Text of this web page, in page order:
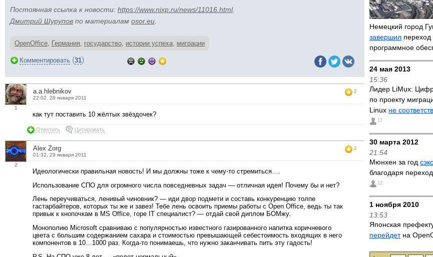
Постоянная ссылка к новости: https://www.nixp.ru/news/11016.html.
Дмитрий Шурупов по материалам osor.eu
OpenOffice, Германия, государство, истории успеха, миграции
Комментировать (31)
1
a.a.hlebnikov
22:02, 28 января 2011
2
как тут поставить 10 жёлтых звёздочек?
Ответить Цитировать
2
Alex Zorg
01:32, 29 января 2011
2
Идеологически правильная новость! И мы должны тоже к чему-то стремиться….
Использование СПО для огромного числа повседневных задач — отличная идея! Почему бы и нет?
Лень переучиваться, ленивый чиновник? — иди двор подмети и составь конкуренцию толпе
гастарбайтеров, которых ты же и завез! Тебе лень освоить приемы работы с Open Office, ведь ты так
привык к кнопочкам в MS Оffice, горе IT специалист? — отдай свой диплом БОМжу.
Монополию Microsoft сравниваю с популярностью известного газированного напитка коричневого
цвета с большим содержанием сахара и стоимостью превышающей себестоимость входящих в него
компонентов в 10…1000 раз. Когда-то понимаешь, что нужно заканчивать пить эту гадость!
Немецкий город
завершил
программное
24 мая 2013
15:36
Лидер LiMux:
по проекту
Linux не
17
30 марта 2012
21:54
Мюнхен за год
благодаря
12
1 ноября 2010
13:53
Японская
перейдетна